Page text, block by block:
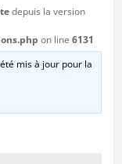
depuis la version
on line 6131
mis à jour pour la